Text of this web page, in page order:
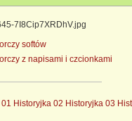
softów
z napisami i czcionkami
Historyjka 02 Historyjka 03